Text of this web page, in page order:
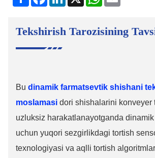
Tekshirish Tarozisining
Bu dinamik farmatsevtik shishani
moslamasidori shishalarini konveyer
uzluksiz harakatlanayotganda
uchun yuqori sezgirlikdagi tortish
texnologiyasi va aqlli tortish